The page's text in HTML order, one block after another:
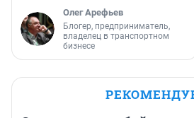
Олег Арефьев
Блогер, предприниматель,
владелец в транспортном
бизнесе